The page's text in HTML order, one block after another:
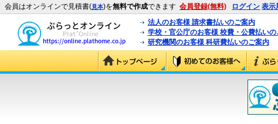
会員はオンラインで見積書(見本)を無料で作成できます 会員登録(無料) ログイン 表示
法人のお客様 請求書払いのご案内
学校・官公庁のお客様 校費・公費払いの
研究機関のお客様 科研費払いのご案内